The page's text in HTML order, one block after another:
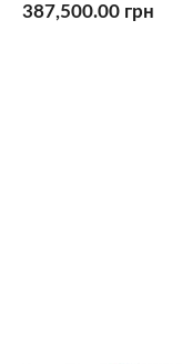
387,500.00 грн